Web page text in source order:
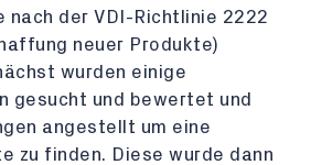
nach der VDI-Richtlinie 2222
neuer Produkte)
wurden einige
gesucht und bewertet und
angestellt um eine
zu finden. Diese wurde dann